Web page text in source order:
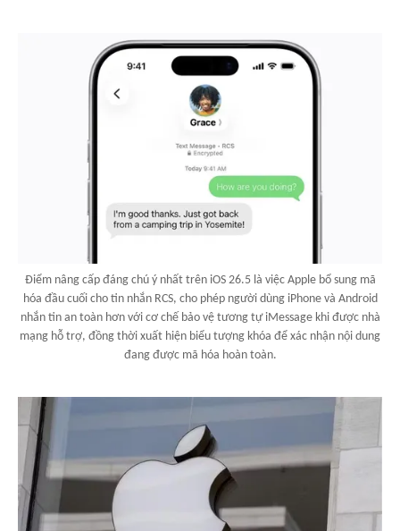
Điểm nâng cấp đáng chú ý nhất trên iOS 26.5 là việc Apple bổ sung mã
hóa đầu cuối cho tin nhắn RCS, cho phép người dùng iPhone và Android
nhắn tin an toàn hơn với cơ chế bảo vệ tương tự iMessage khi được nhà
mạng hỗ trợ, đồng thời xuất hiện biểu tượng khóa để xác nhận nội dung
đang được mã hóa hoàn toàn.